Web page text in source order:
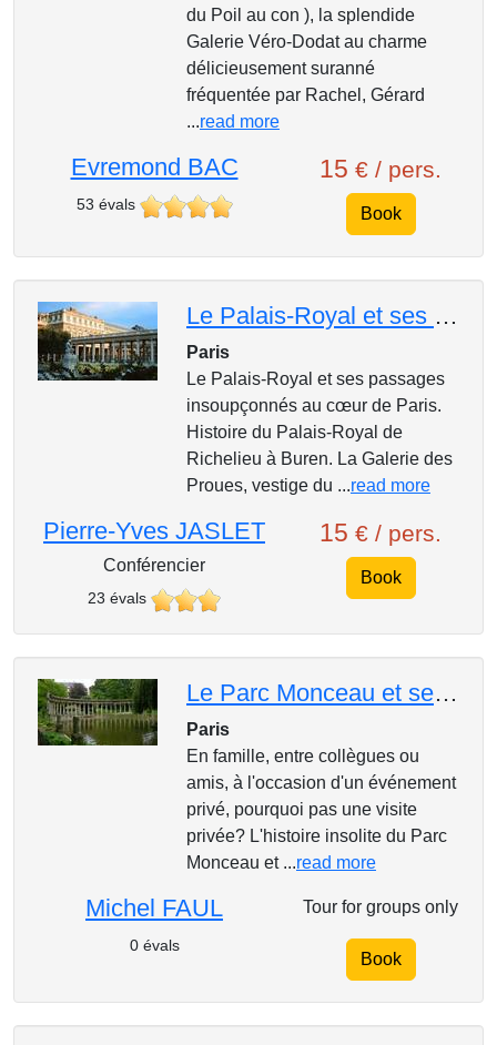
du Poil au con ), la splendide
Galerie Véro-Dodat au charme
délicieusement suranné
fréquentée par Rachel, Gérard
...read more
Evremond BAC
53 évals
15 € / pers.
Book
Le Palais-Royal et ses passages insoupçonnés au cœur de Paris.
Paris
Le Palais-Royal et ses passages
insoupçonnés au cœur de Paris.
Histoire du Palais-Royal de
Richelieu à Buren. La Galerie des
Proues, vestige du ...read more
Pierre-Yves JASLET
Conférencier
23 évals
15 € / pers.
Book
Le Parc Monceau et ses abords aristocratiques à VOTRE date
Paris
En famille, entre collègues ou
amis, à l'occasion d'un événement
privé, pourquoi pas une visite
privée? L'histoire insolite du Parc
Monceau et ...read more
Michel FAUL
0 évals
Tour for groups only
Book